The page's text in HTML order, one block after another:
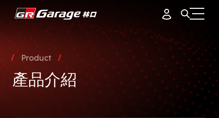
據點簡介
品牌故事
專業團隊
會員資料
訂單紀錄
Product
產品介紹